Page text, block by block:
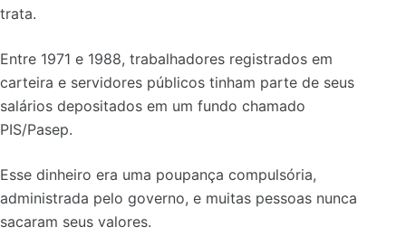
trata.
Entre 1971 e 1988, trabalhadores registrados em
carteira e servidores públicos tinham parte de seus
salários depositados em um fundo chamado
PIS/Pasep.
Esse dinheiro era uma poupança compulsória,
administrada pelo governo, e muitas pessoas nunca
sacaram seus valores.